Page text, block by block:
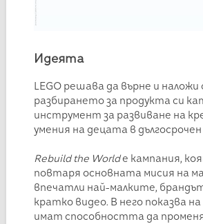
Идеята
LEGO решава да върне и
разбирането за продукта си
инструмент за развиване на
умения на децата в дългосрочен
Rebuild the Worldе кампания,
повтаря основната мисия на
впечатли най-малките,
кратко видео. В него показва
имат способността да